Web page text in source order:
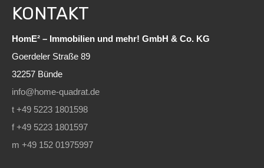
KONTAKT
HomE² – Immobilien und mehr! GmbH & Co. KG
Goerdeler Straße 89
32257 Bünde
info@home-quadrat.de
t +49 5223 1801598
f +49 5223 1801597
m +49 152 01975997